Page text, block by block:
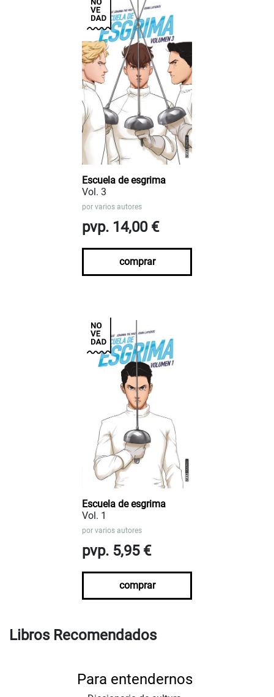
Escuela de esgrima
Vol. 3
por varios autores
pvp. 14,00 €
comprar
Escuela de esgrima
Vol. 1
por varios autores
pvp. 5,95 €
comprar
Libros Recomendados
Para entendernos